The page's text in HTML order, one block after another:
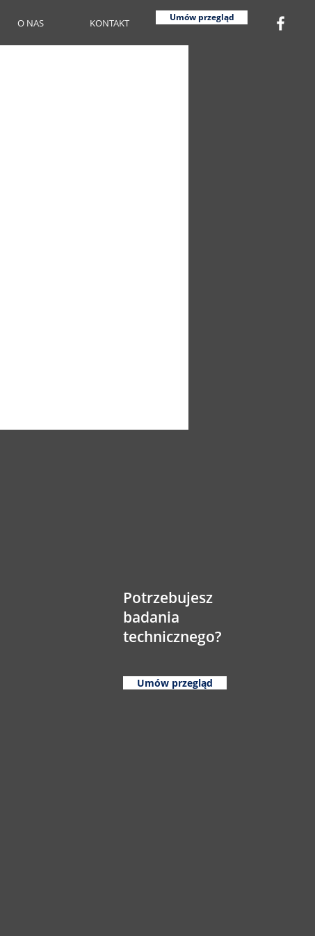
O NAS KONTAKT Umów przegląd
Potrzebujesz
badania
technicznego?
Umów przegląd